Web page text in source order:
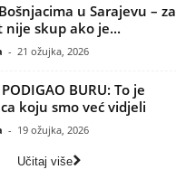
u Sarajevu – za
nije skup ako je...
- 21 ožujka, 2026
BURU: To je
koju smo već vidjeli
- 19 ožujka, 2026
Učitaj više